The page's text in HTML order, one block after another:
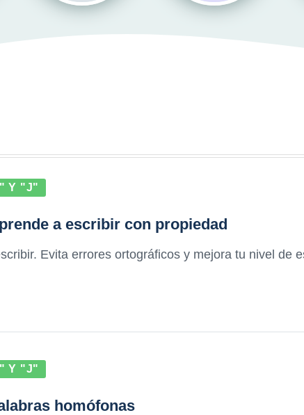
Y "J"
a escribir con propiedad
Evita errores ortográficos y mejora tu nivel de
Y "J"
homófonas